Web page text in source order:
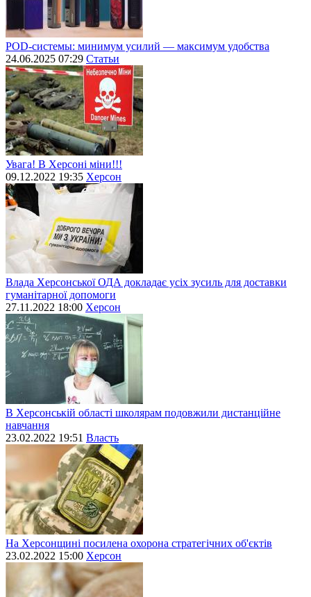
POD-системы: минимум усилий — максимум удобства
24.06.2025 07:29 Статьи
Увага! В Херсоні міни!!!
09.12.2022 19:35 Херсон
Влада Херсонської ОДА докладає усіх зусиль для доставки
гуманітарної допомоги
27.11.2022 18:00 Херсон
В Херсонській області школярам подовжили дистанційне
навчання
23.02.2022 19:51 Власть
На Херсонщині посилена охорона стратегічних об'єктів
23.02.2022 15:00 Херсон